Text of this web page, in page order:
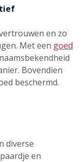
en zo
Met een goed
Bovendien
beschermd.
diverse
en